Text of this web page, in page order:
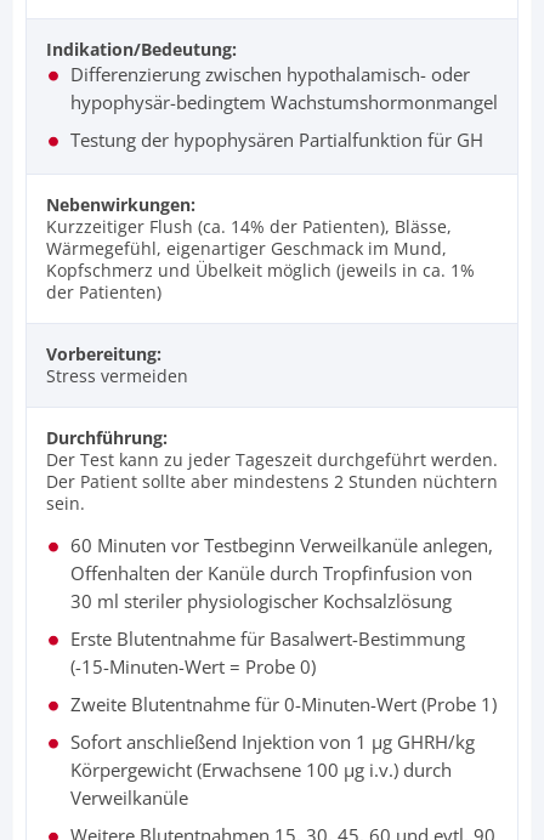
Indikation/Bedeutung:
Differenzierung zwischen hypothalamisch- oder
hypophysär-bedingtem Wachstumshormonmangel
Testung der hypophysären Partialfunktion für GH
Nebenwirkungen:
Kurzzeitiger Flush (ca. 14% der Patienten), Blässe,
Wärmegefühl, eigenartiger Geschmack im Mund,
Kopfschmerz und Übelkeit möglich (jeweils in ca. 1%
der Patienten)
Vorbereitung:
Stress vermeiden
Durchführung:
Der Test kann zu jeder Tageszeit durchgeführt werden.
Der Patient sollte aber mindestens 2 Stunden nüchtern
sein.
60 Minuten vor Testbeginn Verweilkanüle anlegen,
Offenhalten der Kanüle durch Tropfinfusion von
30 ml steriler physiologischer Kochsalzlösung
Erste Blutentnahme für Basalwert-Bestimmung
(-15-Minuten-Wert = Probe 0)
Zweite Blutentnahme für 0-Minuten-Wert (Probe 1)
Sofort anschließend Injektion von 1 µg GHRH/kg
Körpergewicht (Erwachsene 100 µg i.v.) durch
Verweilkanüle
Weitere Blutentnahmen 15, 30, 45, 60 und evtl. 90